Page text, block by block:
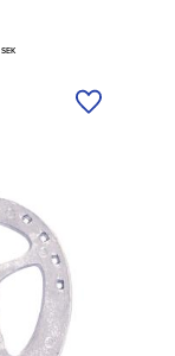
SEK
Tilføj til